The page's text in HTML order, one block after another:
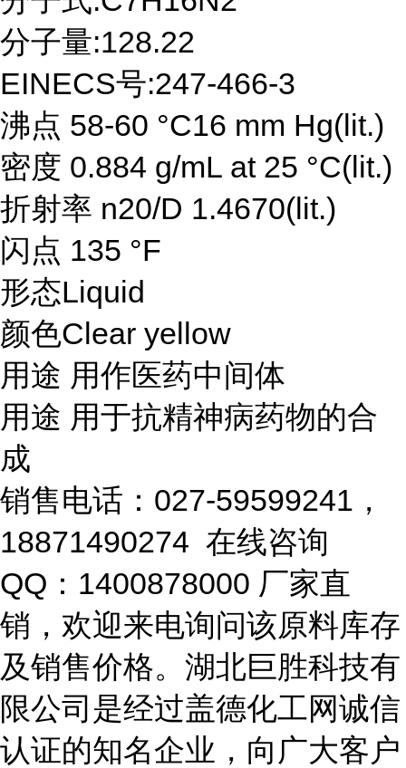
分子量:128.22
EINECS号:247-466-3
沸点 58-60 °C16 mm Hg(lit.)
密度 0.884 g/mL at 25 °C(lit.)
折射率 n20/D 1.4670(lit.)
闪点 135 °F
形态Liquid
颜色Clear yellow
用途 用作医药中间体
用途 用于抗精神病药物的合
成
销售电话：027-59599241，
18871490274 在线咨询
QQ：1400878000 厂家直
销，欢迎来电询问该原料库存
及销售价格。湖北巨胜科技有
限公司是经过盖德化工网诚信
认证的知名企业，向广大客户